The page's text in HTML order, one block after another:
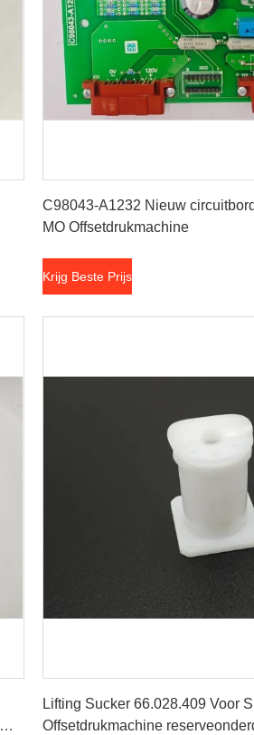
C98043-A1232 Nieuw
MO Offsetdrukmachine
Krijg Beste Prijs
Lifting Sucker 66.028.409 Voor
Offsetdrukmachine